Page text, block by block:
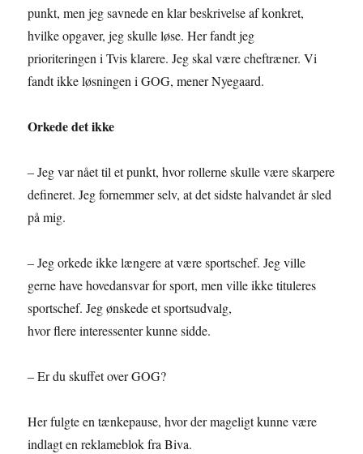
punkt, men jeg savnede en klar beskrivelse af konkret,
hvilke opgaver, jeg skulle løse. Her fandt jeg
prioriteringen i Tvis klarere. Jeg skal være cheftræner. Vi
fandt ikke løsningen i GOG, mener Nyegaard.
Orkede det ikke
– Jeg var nået til et punkt, hvor rollerne skulle være skarpere
defineret. Jeg fornemmer selv, at det sidste halvandet år sled
på mig.
– Jeg orkede ikke længere at være sportschef. Jeg ville
gerne have hovedansvar for sport, men ville ikke tituleres
sportschef. Jeg ønskede et sportsudvalg,
hvor flere interessenter kunne sidde.
– Er du skuffet over GOG?
Her fulgte en tænkepause, hvor der mageligt kunne være
indlagt en reklameblok fra Biva.